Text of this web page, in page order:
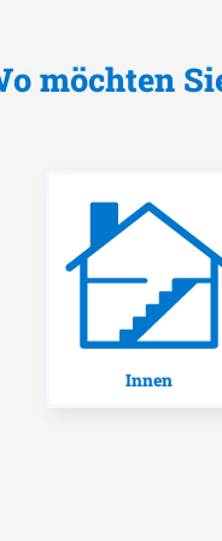
möchten
Innen